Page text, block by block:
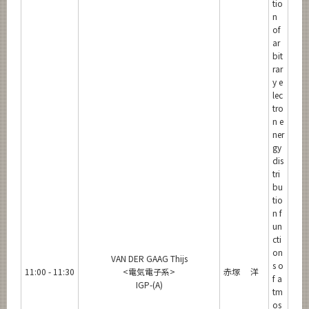
11:00 - 11:30
VAN DER GAAG Thijs
<電気電子系>
IGP-(A)
赤塚 洋
tio
n
of
ar
bit
rar
y e
lec
tro
n e
ner
gy
dis
tri
bu
tio
n f
un
cti
on
s o
f a
tm
os